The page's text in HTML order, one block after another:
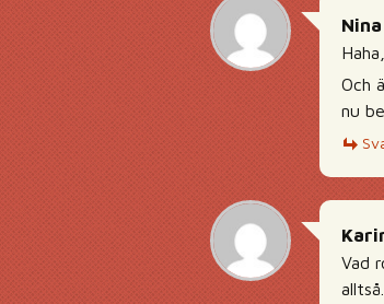
Nina
Och
nu
Vad
alltså.